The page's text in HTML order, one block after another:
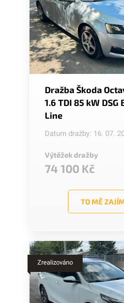
Dražba Škoda
1.6 TDI 85 kW DSG
Line
Datum dražby: 16. 07.
Výtěžek dražby
74 100 Kč
TO MĚ
Zrealizováno